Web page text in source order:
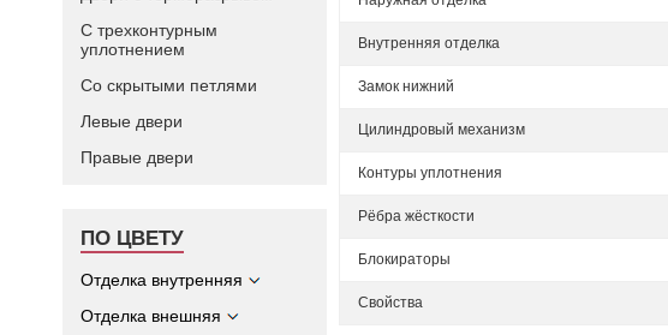
С трехконтурным
уплотнением
Со скрытыми петлями
Левые двери
Правые двери
ПО ЦВЕТУ
Отделка внутренняя
Отделка внешняя
Внутренняя отделка
Замок нижний
Цилиндровый механизм
Контуры уплотнения
Рёбра жёсткости
Блокираторы
Свойства